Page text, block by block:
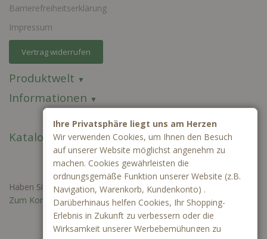
Barrierefreiheitserklärung
Impressum
Vertrag widerrufen
Produktwelt
Informationen
Kataloge
Haben Sie Fragen oder benötigen Sie ein individuelles Angebot?
Zum Kontaktformular
Ihre Privatsphäre liegt uns am Herzen
Wir verwenden Cookies, um Ihnen den Besuch
auf unserer Website möglichst angenehm zu
machen. Cookies gewährleisten die
ordnungsgemäße Funktion unserer Website (z.B.
Navigation, Warenkorb, Kundenkonto) .
Darüberhinaus helfen Cookies, Ihr Shopping-
Erlebnis in Zukunft zu verbessern oder die
Wirksamkeit unserer Werbebemühungen zu